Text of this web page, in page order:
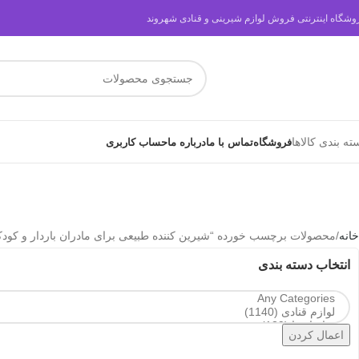
اینترنتی فروش لوازم شیرینی و قنادی شهروند
بندی کالاهافروشگاهتماس با مادرباره ماحساب کاربری
خانه محصولات برچسب خورده “شیرین کننده طبیعی برای مادران باردار و
انتخاب دسته بندی
اعمال کردن